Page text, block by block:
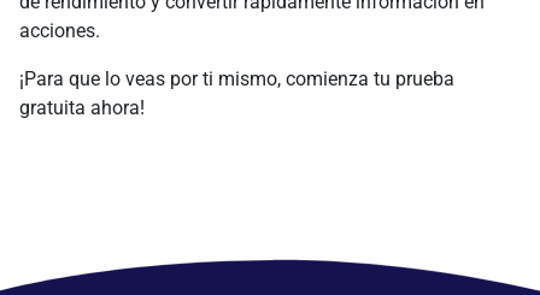
acciones.
¡Para que lo veas por ti mismo, comienza tu prueba
gratuita ahora!